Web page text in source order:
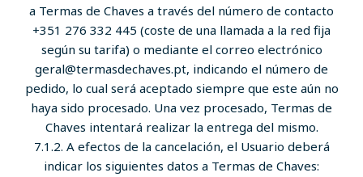
a Termas de Chaves a través del número de contacto
+351 276 332 445 (coste de una llamada a la red fija
según su tarifa) o mediante el correo electrónico
geral@termasdechaves.pt, indicando el número de
pedido, lo cual será aceptado siempre que este aún no
haya sido procesado. Una vez procesado, Termas de
Chaves intentará realizar la entrega del mismo.
7.1.2. A efectos de la cancelación, el Usuario deberá
indicar los siguientes datos a Termas de Chaves: